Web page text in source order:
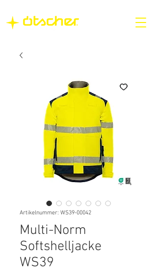
Artikelnummer: WS39-00042
Multi-Norm
Softshelljacke
WS39